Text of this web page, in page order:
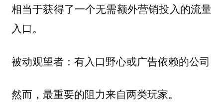
相当于获得了一个无需额外营销投入的流量
入口。
被动观望者：有入口野心或广告依赖的公司
然而，最重要的阻力来自两类玩家。